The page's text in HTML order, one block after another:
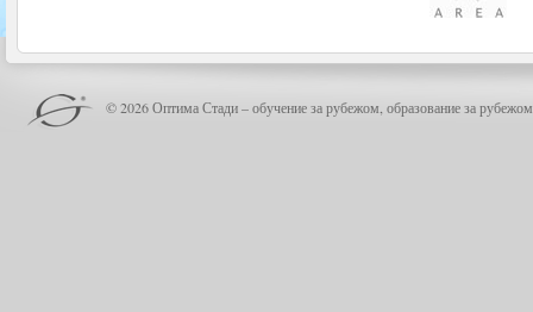
© 2026 Оптима Стади – обучение за рубежом, образование за